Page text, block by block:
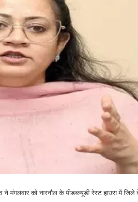
ने मंगलवार को नारनौल के पीडब्ल्यूडी रेस्ट हाउस में